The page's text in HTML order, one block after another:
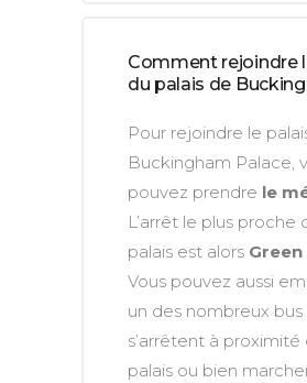
Comment rejoindre
du palais de
Pour rejoindre le
Buckingham Palace,
pouvez prendre le
L’arrêt le plus proche
palais est alors
Vous pouvez aussi
un des nombreux bus
s’arrêtent à proximité
palais ou bien